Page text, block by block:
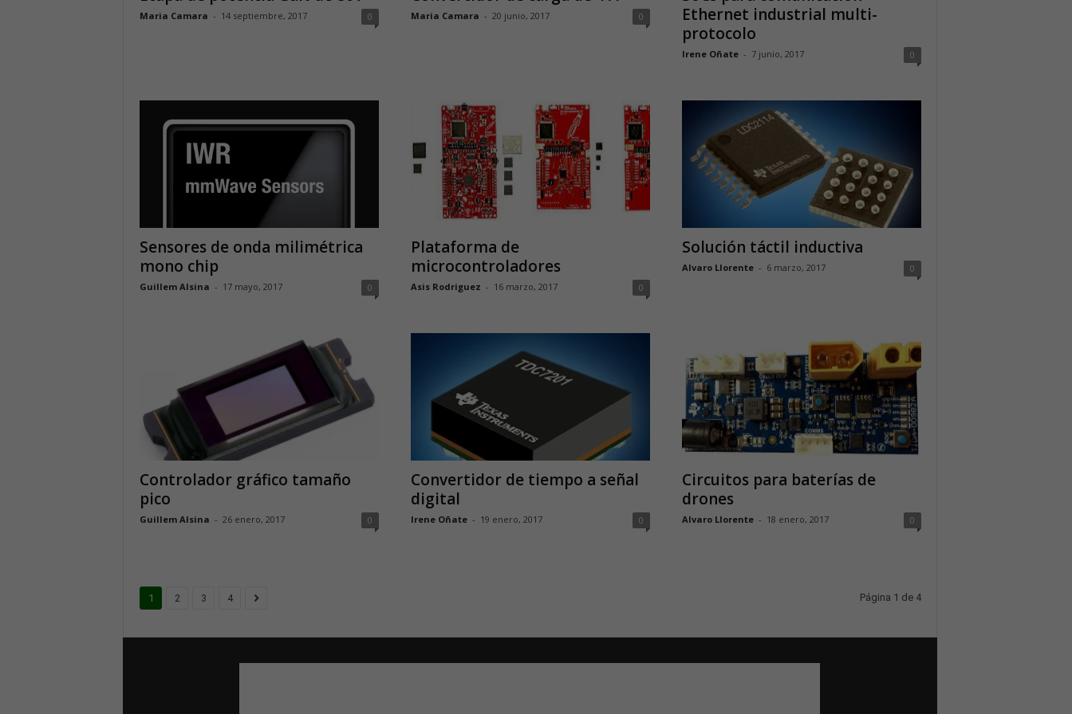
Maria Camara - 14 septiembre, 2017 0 Maria Camara - 20 junio, 2017 0
Ethernet industrial multi-
protocolo
Irene Oñate - 7 junio, 2017 0
Sensores de onda milimétrica
mono chip
Guillem Alsina - 17 mayo, 2017 0
Plataforma de
microcontroladores
Asis Rodriguez - 16 marzo, 2017 0
Solución táctil inductiva
Alvaro Llorente - 6 marzo, 2017 0
Controlador gráfico tamaño
pico
Guillem Alsina - 26 enero, 2017 0
Convertidor de tiempo a señal
digital
Irene Oñate - 19 enero, 2017 0
Circuitos para baterías de
drones
Alvaro Llorente - 18 enero, 2017 0
1 2 3 4 Página 1 de 4